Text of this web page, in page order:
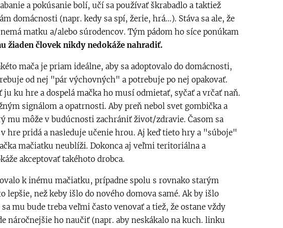
a pokúsanie bolí, učí sa používať škrabadlo a taktiež
domácnosti (napr. kedy sa spí, žerie, hrá...). Stáva sa ale, že
matku a/alebo súrodencov. Tým pádom ho síce ponúkam
žiaden človek nikdy nedokáže nahradiť.
mača je priam ideálne, aby sa adoptovalo do domácnosti,
od nej "pár výchovných" a potrebuje po nej opakovať.
ku hre a dospelá mačka ho musí odmietať, syčať a vrčať naň.
signálom a opatrnosti. Aby preň nebol svet gombička a
mu môže v budúcnosti zachrániť život/zdravie. Časom sa
hre pridá a nasleduje učenie hrou. Aj keď tieto hry a "súboje"
mačiatku neublíži. Dokonca aj veľmi teritoriálna a
akceptovať takéhoto drobca.
k inému mačiatku, prípadne spolu s rovnako starým
lepšie, než keby išlo do nového domova samé. Ak by išlo
mu bude treba veľmi často venovať a tiež, že ostane vždy
náročnejšie ho naučiť (napr. aby neskákalo na kuch. linku